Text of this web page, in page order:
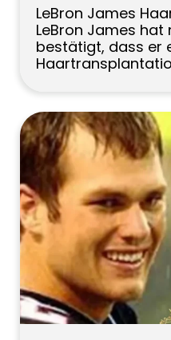
LeBron James
LeBron James
bestätigt, dass er
Haarlinie im Laufe
Spekulationen
Leitfaden trennt
Vermutungen
Optionen zur
FUE, FUT,
kosmetische
Graft-Bereiche,
und […]